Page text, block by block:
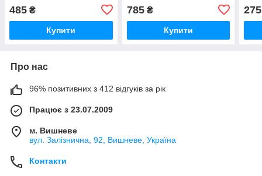
Емгранд ЄС8
485 ₴
Купити
Емгранд ЕС8
785₴
Купити
275
Про нас
96% позитивних з 412 відгуків за рік
Працює з 23.07.2009
м. Вишневе
вул. Залізнична, 92, Вишневе, Україна
Контакти